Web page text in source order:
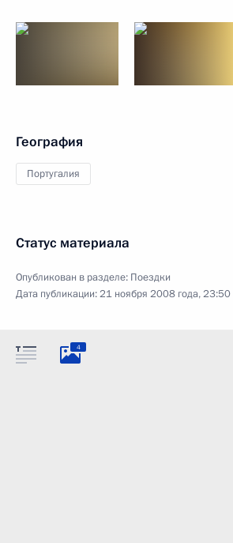
География
Португалия
Статус материала
Опубликован в разделе: Поездки
Дата публикации:21 ноября 2008 года, 23:50
4